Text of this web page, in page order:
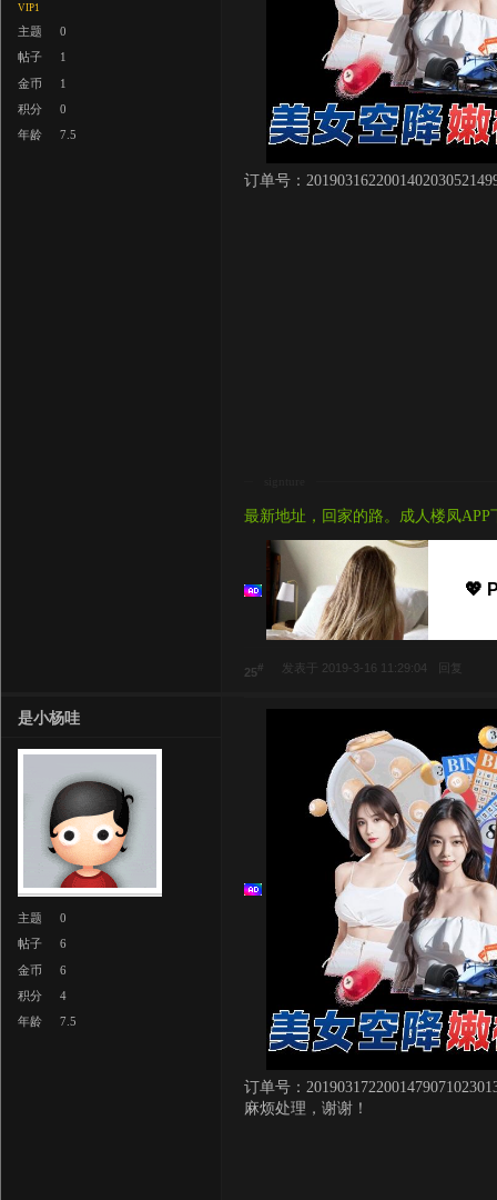
VIP1
主题
0
帖子
1
金币
1
积分
0
年龄
7.5
订单号：
最新地址，回家的路。成人楼凤APP
💖
25# 发表于 2019-3-16 11:29:04 回复
是小杨哇
主题
0
帖子
6
金币
6
积分
4
年龄
7.5
订单号：
麻烦处理，谢谢！